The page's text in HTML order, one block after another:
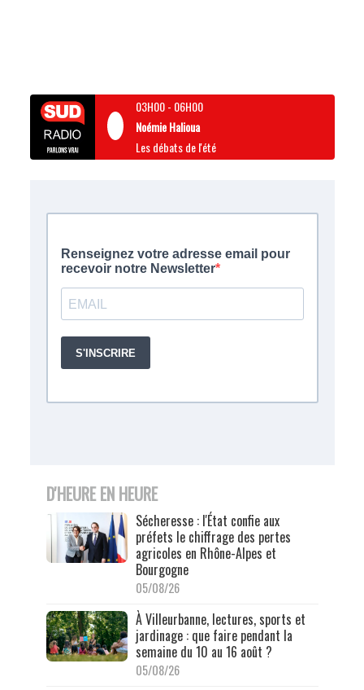
03H00- 06H00
Noémie Halioua
Les débats de l'été
D'HEURE EN HEURE
Sécheresse : l'État confie aux
préfets le chiffrage des pertes
agricoles en Rhône-Alpes et
Bourgogne
05/08/26
À Villeurbanne, lectures, sports et
jardinage : que faire pendant la
semaine du 10 au 16 août ?
05/08/26